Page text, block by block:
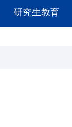
研究生教育